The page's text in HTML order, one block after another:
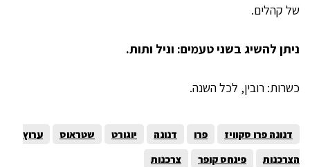
של קהלים.
ניתן להשיג בשני טעמים: וניל ותות.
כשרות: רובין, לכל השנה.
דנונה פרו סקוויז פרו דנונה יוגורט שטראוס
ערוץ
הצרכנות
פינחס קופר צרכנות